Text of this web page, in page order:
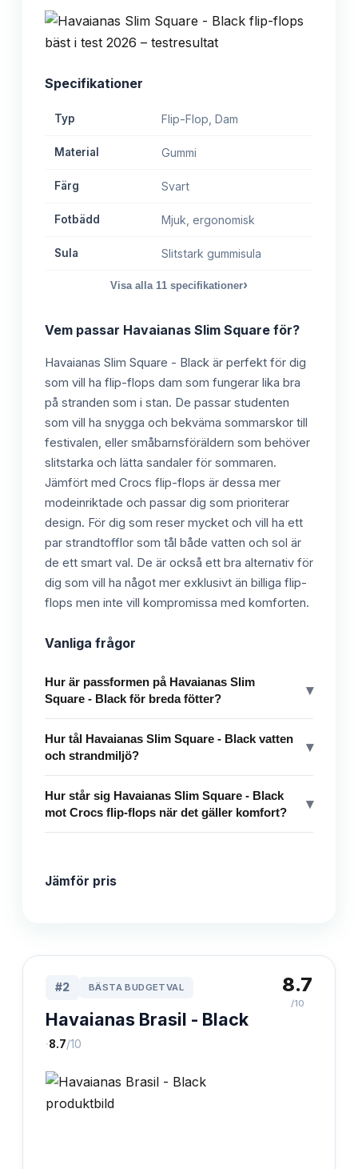
Specifikationer
Typ Flip-Flop, Dam
Material Gummi
Färg Svart
Fotbädd Mjuk, ergonomisk
Sula Slitstark gummisula
Visa alla 11 specifikationer›
Vem passar Havaianas Slim Square för?
Havaianas Slim Square - Black är perfekt för dig
som vill ha flip-flops dam som fungerar lika bra
på stranden som i stan. De passar studenten
som vill ha snygga och bekväma sommarskor till
festivalen, eller småbarnsföräldern som behöver
slitstarka och lätta sandaler för sommaren.
Jämfört med Crocs flip-flops är dessa mer
modeinriktade och passar dig som prioriterar
design. För dig som reser mycket och vill ha ett
par strandtofflor som tål både vatten och sol är
de ett smart val. De är också ett bra alternativ för
dig som vill ha något mer exklusivt än billiga flip-
flops men inte vill kompromissa med komforten.
Vanliga frågor
Hur är passformen på Havaianas Slim
Square - Black för breda fötter?
▾
Hur tål Havaianas Slim Square - Black vatten
och strandmiljö?
▾
Hur står sig Havaianas Slim Square - Black
mot Crocs flip-flops när det gäller komfort?
▾
Jämför pris
#2 BÄSTA BUDGETVAL
Havaianas Brasil - Black
·8.7/10
8.7
/10